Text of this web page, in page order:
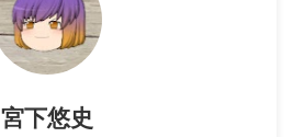
宮下悠史